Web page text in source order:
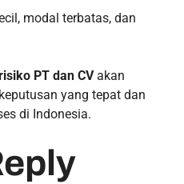
modal terbatas, dan
PT dan CVakan
yang tepat dan
di Indonesia.